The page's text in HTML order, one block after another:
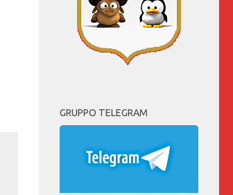
GRUPPO TELEGRAM